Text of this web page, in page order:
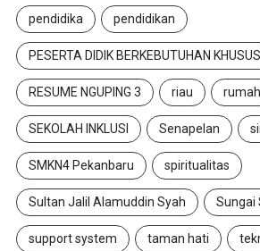
pendidika pendidikan
PESERTA DIDIK BERKEBUTUHAN KHUSUS
RESUME NGUPING 3 riau rumah
SEKOLAH INKLUSI Senapelan
SMKN4 Pekanbaru spiritualitas
Sultan Jalil Alamuddin Syah Sungai
support system taman hati